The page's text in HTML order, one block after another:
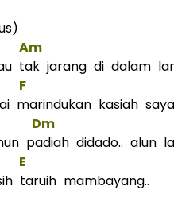
Am
tak jarang di dalam
F
marindukan kasiah
Dm
padiah didado.. alun
E
taruih mambayang..